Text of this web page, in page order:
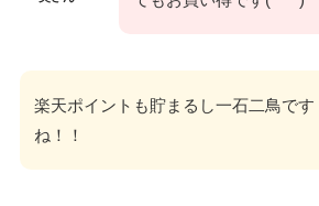
楽天ポイントも貯まるし一石二鳥です
ね！！